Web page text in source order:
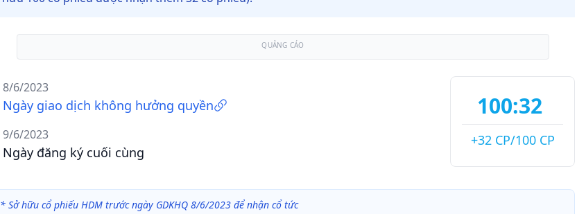
QUẢNG CÁO
8/6/2023
Ngày giao dịch không hưởng quyền
9/6/2023
Ngày đăng ký cuối cùng
100:32
+32 CP/100 CP
* Sở hữu cổ phiếu HDM trước ngày GDKHQ 8/6/2023 để nhận cổ tức